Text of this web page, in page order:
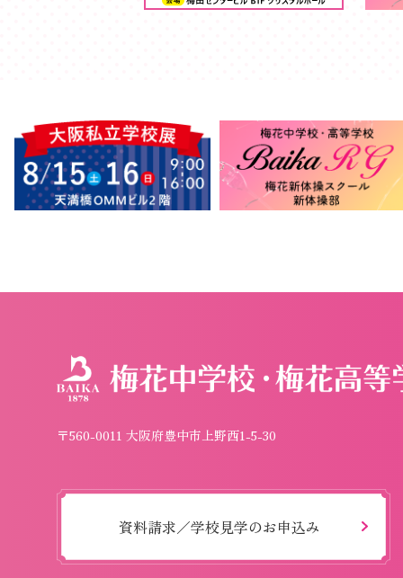
〒560-0011 大阪府豊中市上野西1-5-30
資料請求／学校見学のお申込み